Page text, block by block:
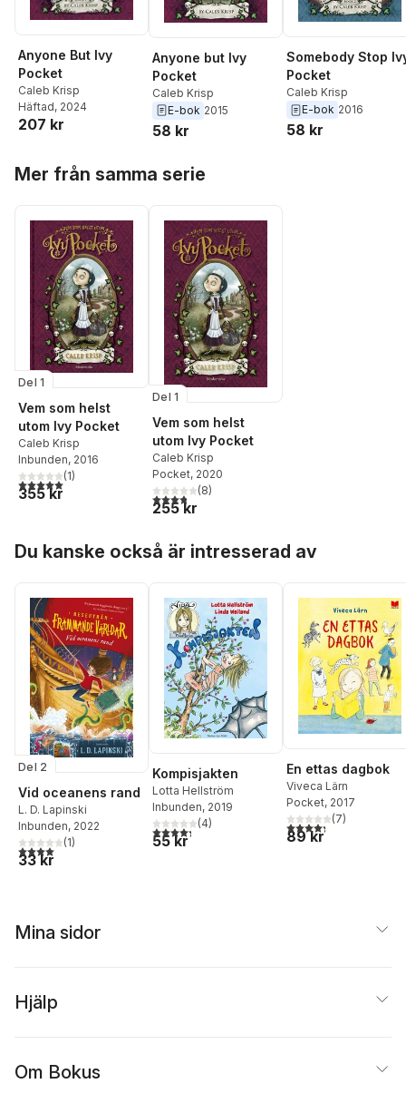
Anyone But Ivy
Pocket
Caleb Krisp
Häftad, 2024
207 kr
Anyone but Ivy
Pocket
Caleb Krisp
E-bok 2015
58 kr
Somebody Stop
Pocket
Caleb Krisp
E-bok 2016
58 kr
Mer från samma serie
Del 1
Vem som helst
utom Ivy Pocket
Caleb Krisp
Inbunden, 2016
5,0utav 5 stjärnor. Totalt antal röster:
(1)
355 kr
Del 1
Vem som helst
utom Ivy Pocket
Caleb Krisp
Pocket, 2020
3,8utav 5 stjärnor. Totalt antal röster:
(8)
255 kr
Du kanske också är intresserad av
Del 2
Vid oceanens rand
L. D. Lapinski
Inbunden, 2022
4,0utav 5 stjärnor. Totalt antal röster:
(1)
33 kr
Kompisjakten
Lotta Hellström
Inbunden, 2019
4,3utav 5 stjärnor. Totalt antal röster:
(4)
55 kr
En ettas dagbok
Viveca Lärn
Pocket, 2017
4,3utav 5 stjärnor.
(7)
89 kr
Mina sidor
Hjälp
Om Bokus